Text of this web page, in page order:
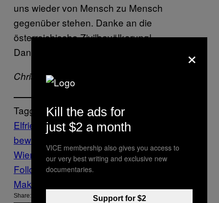
uns wieder von Mensch zu Mensch
gegenüber stehen. Danke an die
österreichische Zivilbevölkerung!
Dankeschön.”
Christoph auf Twitter:
Tagged:
Elfriede Jelinek
flüchtlinge
bewegung
Wien
Vice Blog
Follow Us On Discover
Make Us Preferred In Top Stories
Share:
×
Kill the ads for
just $2 a month
VICE membership also gives you access to
our very best writing and exclusive new
documentaries.
Support for $2